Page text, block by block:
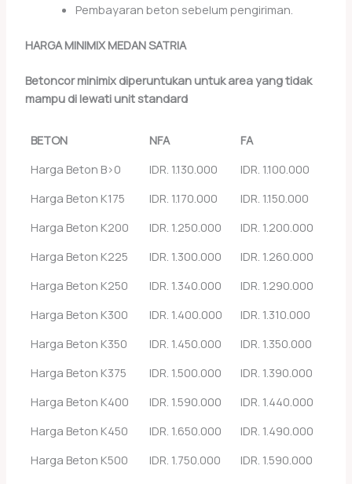
Pembayaran beton sebelum pengiriman.
HARGA MINIMIX MEDAN SATRIA
Betoncor minimix diperuntukan untuk area yang tidak
mampu di lewati unit standard
BETON NFA
FA
Harga Beton B>0
IDR. 1.130.000
IDR. 1.100.000
Harga Beton K175
IDR. 1.170.000
IDR. 1.150.000
Harga Beton K200
IDR. 1.250.000
IDR. 1.200.000
Harga Beton K225
IDR. 1.300.000
IDR. 1.260.000
Harga Beton K250
IDR. 1.340.000
IDR. 1.290.000
Harga Beton K300
IDR. 1.400.000
IDR. 1.310.000
Harga Beton K350
IDR. 1.450.000
IDR. 1.350.000
Harga Beton K375
IDR. 1.500.000
IDR. 1.390.000
Harga Beton K400
IDR. 1.590.000
IDR. 1.440.000
Harga Beton K450
IDR. 1.650.000
IDR. 1.490.000
Harga Beton K500
IDR. 1.750.000 IDR. 1.590.000